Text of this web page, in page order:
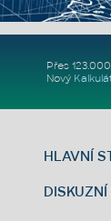
Přes
Nový
HLAVNÍ